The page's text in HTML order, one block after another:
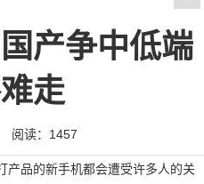
产争中低端
走
阅读：1457
产品的新手机都会遭受许多人的关